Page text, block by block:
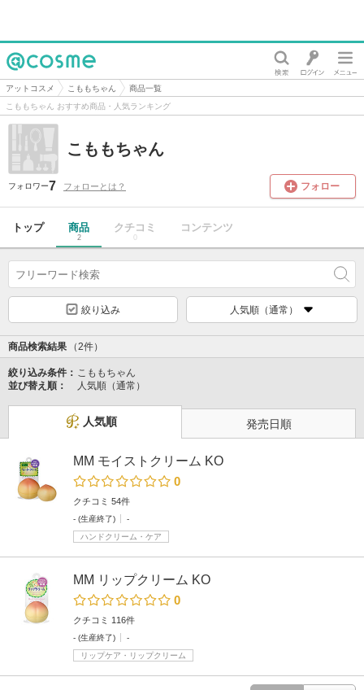
@cosme
アットコスメ こももちゃん
商品一覧
こももちゃん おすすめ商品・人気ランキング
こももちゃん
フォロワー7 フォローとは？ フォロー
トップ 商品
2
クチコミ
0
コンテンツ
絞り込み 人気順（通常）
商品検索結果 （2件）
絞り込み条件： こももちゃん
並び替え順：
人気順（通常）
人気順 発売日順
MM モイストクリーム KO
0
クチコミ 54件
- (生産終了)
-
ハンドクリーム・ケア
MM リップクリーム KO
0
クチコミ 116件
- (生産終了)
-
リップケア・リップクリーム